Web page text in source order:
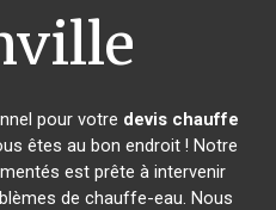
pour votre devis chauffe
êtes au bon endroit ! Notre
est prête à intervenir
de chauffe-eau. Nous